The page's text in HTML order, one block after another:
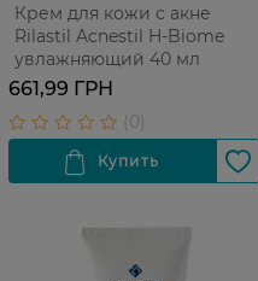
Крем для кожи с акне
Rilastil Acnestil H-Biome
увлажняющий 40 мл
661,99 ГРН